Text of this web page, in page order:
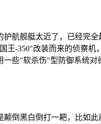
航舰艇太近了，已经完
王-350"改装而来的侦察
些"软杀伤"型防御系统
倒黑白倒打一耙，比如